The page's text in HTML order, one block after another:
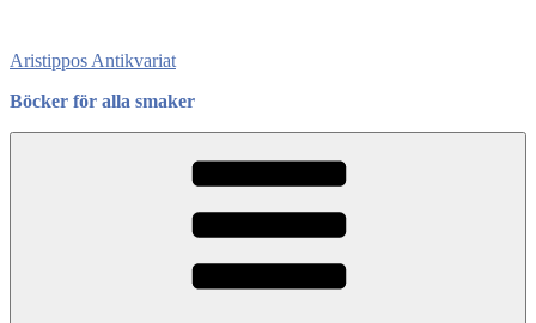
content
Aristippos Antikvariat
Böcker för alla smaker